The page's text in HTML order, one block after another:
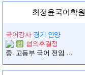
최정윤국어학원
국어강사 경기 안양
협의후결정
중. 고등부 국어 전임 강사 모십니다.